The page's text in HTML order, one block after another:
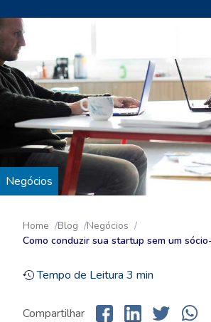
Negócios
Home Blog
Negócios
Como conduzir sua startup sem um
Tempo de Leitura 3 min
Compartilhar